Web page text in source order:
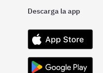
Descarga la app